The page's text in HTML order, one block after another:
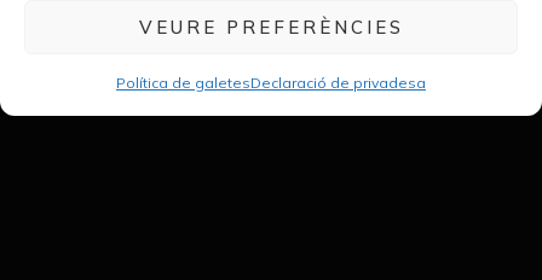
VEURE PREFERÈNCIES
Política de galetesDeclaració de privadesa